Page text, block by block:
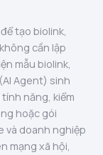
tạo biolink,
cần lập
mẫu biolink,
Agent) sinh
năng, kiểm
hoặc gói
và doanh nghiệp
mạng xã hội,